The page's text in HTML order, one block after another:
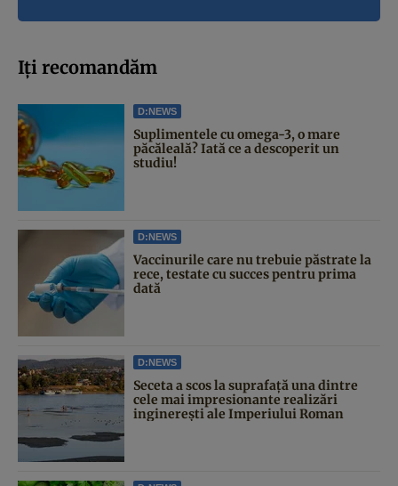
Iți recomandăm
D:NEWS
Suplimentele cu omega-3, o mare
păcăleală? Iată ce a descoperit un
studiu!
D:NEWS
Vaccinurile care nu trebuie păstrate la
rece, testate cu succes pentru prima
dată
D:NEWS
Seceta a scos la suprafață una dintre
cele mai impresionante realizări
inginerești ale Imperiului Roman